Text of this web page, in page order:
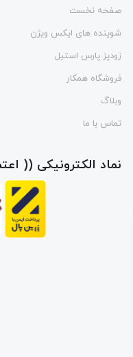
صفحه نخست
شوینده های ایکس ویژن
زودپز پارس استیل
فروشگاه همکار
وبلاگ
تماس با ما
نماد الکترونیکی ((